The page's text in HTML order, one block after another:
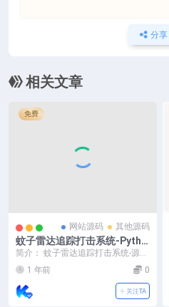
分享
相关文章
免费
网站源码 其他源码
蚊子雷达追踪打击系统-Pytho
n源码
简介： 蚊子雷达追踪打击系统-源码
奇葩软件千千万，我的工具占一半
图片：
1 年前 0
关注TA